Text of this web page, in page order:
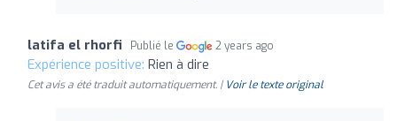
latifa el rhorfi Publié le 2 years ago
Expérience positive: Rien à dire
Cet avis a été traduit automatiquement. | Voir le texte original